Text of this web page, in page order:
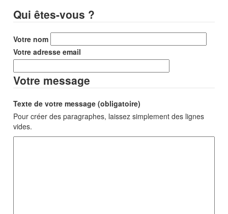
Qui êtes-vous ?
Votre nom
Votre adresse email
Votre message
Texte de votre message (obligatoire)
Pour créer des paragraphes, laissez simplement des lignes
vides.